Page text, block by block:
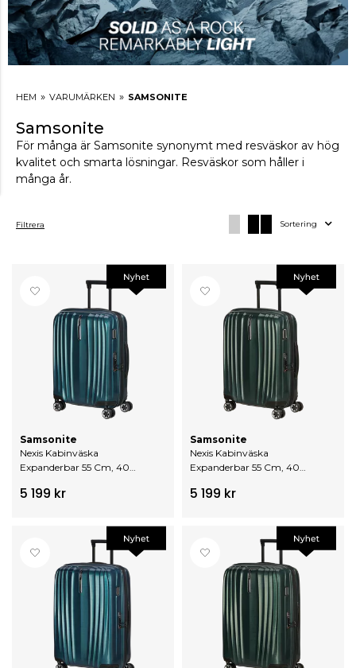
HEM » VARUMÄRKEN » SAMSONITE
Samsonite
För många är Samsonite synonymt med resväskor av hög
kvalitet och smarta lösningar. Resväskor som håller i
många år.
Filtrera Sortering
Nexis Kabinväska
Expanderbar 55 Cm, 40
Samsonite
5 199 kr
Nexis Kabinväska
Expanderbar 55 Cm, 40
Samsonite
5 199 kr